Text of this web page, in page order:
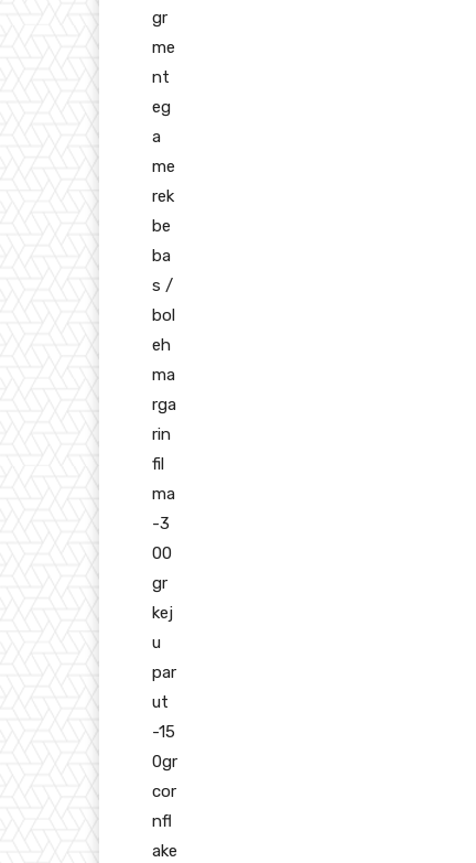
gr
me
nt
eg
a
me
rek
be
ba
s /
bol
eh
ma
rga
rin
fil
ma
-3
00
gr
kej
u
par
ut
-15
0gr
cor
nfl
ake